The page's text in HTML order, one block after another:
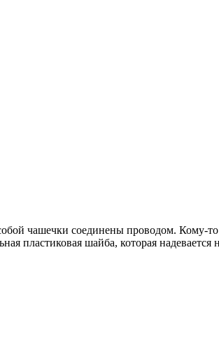
чашечки соединены проводом. Кому-
пластиковая шайба, которая